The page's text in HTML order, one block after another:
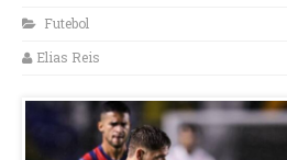
Futebol
Elias Reis